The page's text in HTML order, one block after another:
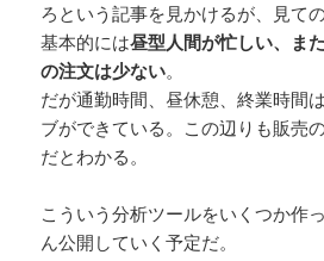
ろという記事を見かけるが、見ての
基本的には昼型人間が忙しい、ま
の注文は少ない。
だが通勤時間、昼休憩、終業時間
ブができている。この辺りも販売
だとわかる。
こういう分析ツールをいくつか作
ん公開していく予定だ。